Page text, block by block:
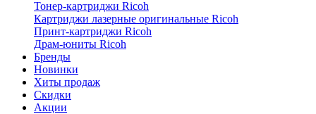
Тонер-картриджи Ricoh
Картриджи лазерные оригинальные Ricoh
Принт-картриджи Ricoh
Драм-юниты Ricoh
Бренды
Новинки
Хиты продаж
Скидки
Акции